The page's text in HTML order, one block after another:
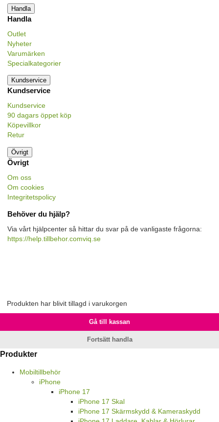
Handla
Handla
Outlet
Nyheter
Varumärken
Specialkategorier
Kundservice
Kundservice
Kundservice
90 dagars öppet köp
Köpevillkor
Retur
Övrigt
Övrigt
Om oss
Om cookies
Integritetspolicy
Behöver du hjälp?
Via vårt hjälpcenter så hittar du svar på de vanligaste frågorna:
https://help.tillbehor.comviq.se
Produkten har blivit tillagd i varukorgen
Gå till kassan
Fortsätt handla
Produkter
Mobiltillbehör
iPhone
iPhone 17
iPhone 17 Skal
iPhone 17 Skärmskydd & Kameraskydd